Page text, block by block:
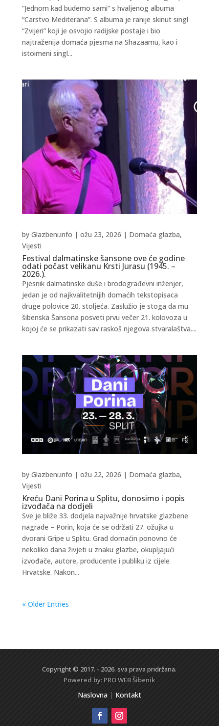
“Jednom kad budemo sami” s hvaljenog albuma
“Carstvo Mediterana”. S albuma je ranije skinut singl
“Zvijeri” koji je osvojio radijske postaje i bio
najtraženija domaća pjesma na Shazaamu, kao i
istoimeni singl...
Festival dalmatinske šansone ove će godine
odati počast velikanu Krsti Jurasu (1945. –
2026.).
by Glazbeni.info | ožu 23, 2026 | Domaća glazba,
Vijesti
Pjesnik dalmatinske duše i brodograđevni inženjer,
jedan je od najkvalitetnijih domaćih tekstopisaca
druge polovice 20. stoljeća. Zaslužio je stoga da mu
šibenska Šansona posveti prvu večer 21. kolovoza u
kojoj će se prikazati sav raskoš njegova stvaralaštva....
Kreću Dani Porina u Splitu, donosimo i popis
izvođača na dodjeli
by Glazbeni.info | ožu 22, 2026 | Domaća glazba,
Vijesti
Sve je bliže 33. dodjela najvažnije hrvatske glazbene
nagrade – Porin, koja će se održati 27. ožujka u
dvorani Gripe u Splitu. Grad domaćin ponovno će
nekoliko dana živjeti u znaku glazbe, okupljajući
izvođače, autore, producente i publiku iz cijele
Hrvatske. Nakon...
« Older Entries
Copyright © 2017. - 2026. sva prava pridržana.
Powered by: PRO WEBŠibenik
Naslovna| Kontakt